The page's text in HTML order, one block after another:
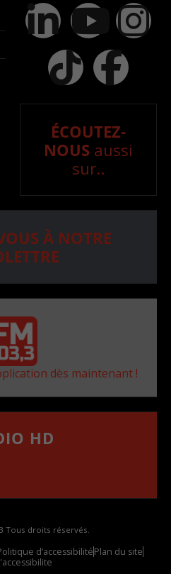
ÉCOUTEZ-
NOUS aussi
sur..
À NOTRE
dès maintenant !
HD
Tous droits réservés.
d’accessibilitéPlan du site